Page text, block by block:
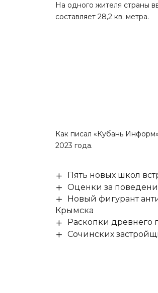
На одного жителя страны
составляет 28,2 кв. метра.
Как писал «Кубань
2023 года.
Пять новых школ
Оценки за
Новый фигурант
Крымска
Раскопки древнего
Сочинских